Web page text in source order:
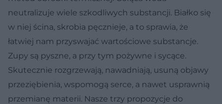
neutralizuje wiele szkodliwych substancji. Białko się
w niej ścina, skrobia pęcznieje, a to sprawia, że
łatwiej nam przyswajać wartościowe substancje.
Zupy są pyszne, a przy tym pożywne i sycące.
Skutecznie rozgrzewają, nawadniają, usuną objawy
przeziębienia, wspomogą serce, a nawet usprawnią
przemianę materii. Nasze trzy propozycje do